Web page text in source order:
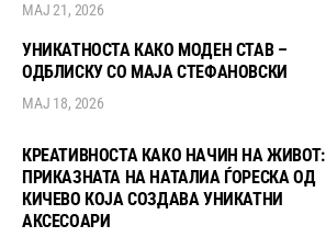
МАЈ 21, 2026
УНИКАТНОСТА КАКО МОДЕН СТАВ –
ОДБЛИСКУ СО МАЈА СТЕФАНОВСКИ
МАЈ 18, 2026
КРЕАТИВНОСТА КАКО НАЧИН НА ЖИВОТ:
ПРИКАЗНАТА НА НАТАЛИА ЃОРЕСКА ОД
КИЧЕВО КОЈА СОЗДАВА УНИКАТНИ
АКСЕСОАРИ